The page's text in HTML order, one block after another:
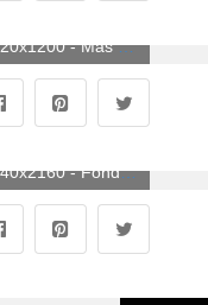
1920x1200 - Más de 60 fondos de pantalla HD Panther - Descarga. Fondo de pantalla de panteras negras.
3840x2160 - Fondo de pantalla de Black Panther, 4K, Animales, # 15337. Imágen 4K Ultra HD de panteras negras.